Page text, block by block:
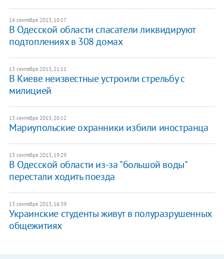
14 сентября 2013, 10:17
В Одесской области спасатели ликвидируют
подтоплениях в 308 домах
13 сентября 2013, 21:11
В Киеве неизвестные устроили стрельбу с
милицией
13 сентября 2013, 20:12
Мариупольские охранники избили иностранца
13 сентября 2013, 19:29
В Одесской области из-за "большой воды"
перестали ходить поезда
13 сентября 2013, 16:39
Украинские студенты живут в полуразрушенных
общежитиях